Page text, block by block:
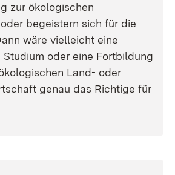
zur ökologischen
begeistern sich für die
wäre vielleicht eine
oder eine Fortbildung
Land- oder
genau das Richtige für